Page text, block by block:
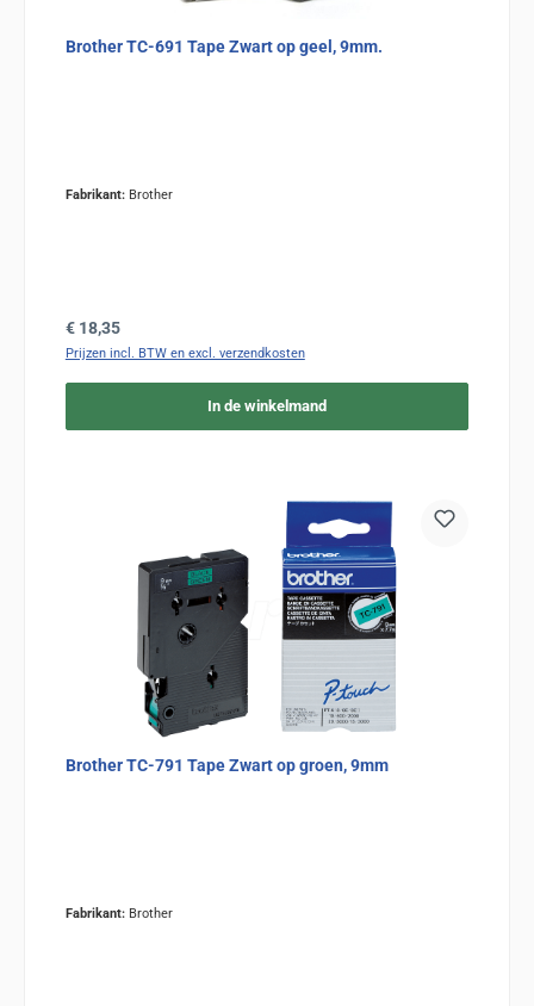
Brother TC-691 Tape Zwart op geel, 9mm.
Fabrikant: Brother
Normale prijs:
€ 18,35
Prijzen incl. BTW en excl. verzendkosten
In de winkelmand
Brother TC-791 Tape Zwart op groen, 9mm
Fabrikant: Brother